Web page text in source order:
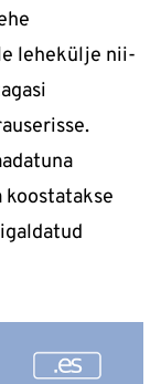
lehekülje nii-